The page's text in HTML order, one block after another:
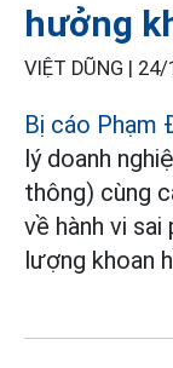
hưởng
VIỆT DŨNG | 24/
Bị cáo Phạm
lý doanh
thông) cùng
về hành vi
lượng khoan